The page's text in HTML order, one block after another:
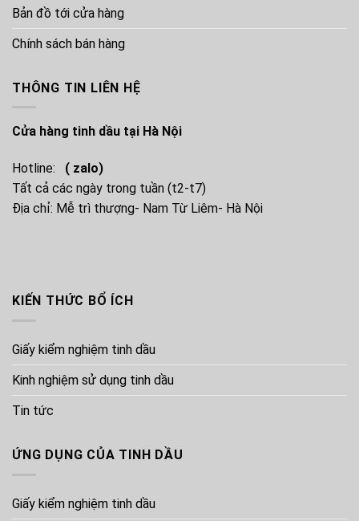
Bản đồ tới cửa hàng
Chính sách bán hàng
THÔNG TIN LIÊN HỆ
Cửa hàng tinh dầu tại Hà Nội
Hotline:
( zalo)
Tất cả các ngày trong tuần (t2-t7)
Địa chỉ: Mễ trì thượng- Nam Từ Liêm- Hà Nội
KIẾN THỨC BỔ ÍCH
Giấy kiểm nghiệm tinh dầu
Kinh nghiệm sử dụng tinh dầu
Tin tức
ỨNG DỤNG CỦA TINH DẦU
Giấy kiểm nghiệm tinh dầu